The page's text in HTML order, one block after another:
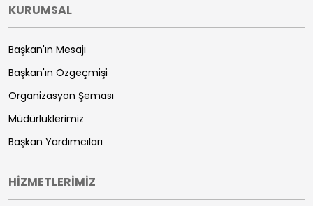
KURUMSAL
Başkan'ın Mesajı
Başkan'ın Özgeçmişi
Organizasyon Şeması
Müdürlüklerimiz
Başkan Yardımcıları
HİZMETLERİMİZ